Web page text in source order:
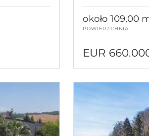
około 109,00
POWIERZCHNIA
EUR